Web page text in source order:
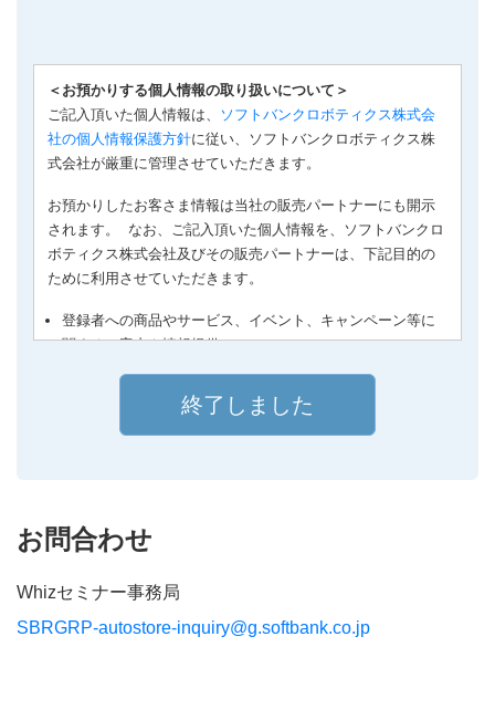
＜お預かりする個人情報の取り扱いについて＞
ご記入頂いた個人情報は、
ソフトバンクロボティクス株式会
社の個人情報保護方針に従い、ソフトバンクロボティクス株
式会社が厳重に管理させていただきます。
お預かりしたお客さま情報は当社の販売パートナーにも開示
されます。 なお、ご記入頂いた個人情報を、ソフトバンクロ
ボティクス株式会社及びその販売パートナーは、下記目的の
ために利用させていただきます。
登録者への商品やサービス、イベント、キャンペーン等に
関するご案内や情報提供
のプロモーション活動、サービス改善などにおける統計的
データとしての利用
また、同目的のため、ご記入頂いた個人情報を委託先と共
共同利用される個人情報の保護管理者は、ソフトバンクロボ
ティクス株式会社の情報セキュリティ管理責任者です。
お問合わせ
Whizセミナー事務局
SBRGRP-autostore-inquiry@g.softbank.co.jp